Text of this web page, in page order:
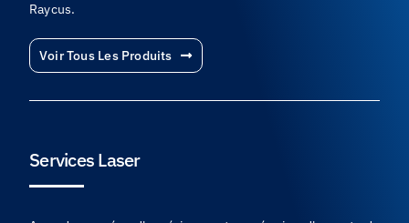
Raycus.
Voir Tous Les Produits
Services Laser